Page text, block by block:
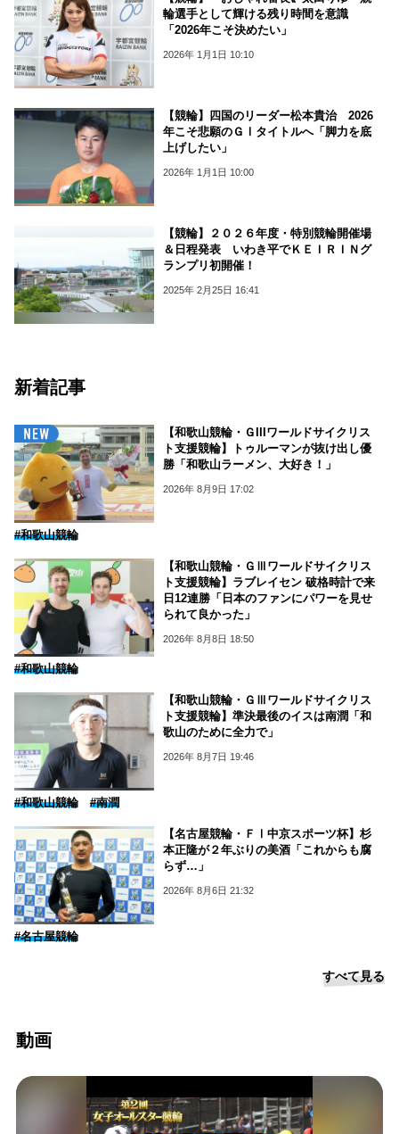
輪選手として輝ける残り時間を意識
「2026年こそ決めたい」
2026年 1月1日 10:10
【競輪】四国のリーダー松本貴治 2026
年こそ悲願のＧⅠタイトルへ「脚力を底
上げしたい」
2026年 1月1日 10:00
【競輪】２０２６年度・特別競輪開催場
＆日程発表 いわき平でＫＥＩＲＩＮグ
ランプリ初開催！
2025年 2月25日 16:41
新着記事
【和歌山競輪・ＧIIIワールドサイクリス
ト支援競輪】トゥルーマンが抜け出し優
勝「和歌山ラーメン、大好き！」
2026年 8月9日 17:02
#和歌山競輪
【和歌山競輪・ＧⅢワールドサイクリス
ト支援競輪】ラブレイセン 破格時計で来
日12連勝「日本のファンにパワーを見せ
られて良かった」
2026年 8月8日 18:50
#和歌山競輪
【和歌山競輪・ＧⅢワールドサイクリス
ト支援競輪】準決最後のイスは南潤「和
歌山のために全力で」
2026年 8月7日 19:46
#和歌山競輪 #南潤
【名古屋競輪・ＦⅠ中京スポーツ杯】杉
本正隆が２年ぶりの美酒「これからも腐
らず…」
2026年 8月6日 21:32
#名古屋競輪
すべて見る
動画